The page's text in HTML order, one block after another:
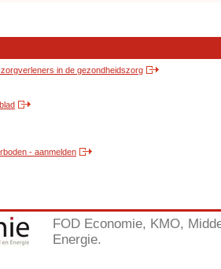
in de gezondheidszorg
- aanmelden
FOD Economie, KMO,
Energie.